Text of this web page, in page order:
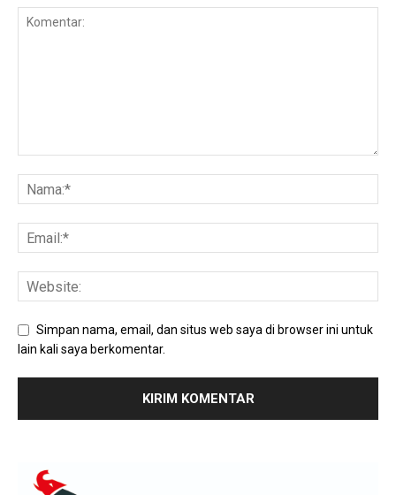
Simpan nama, email, dan situs web saya di browser ini untuk
lain kali saya berkomentar.